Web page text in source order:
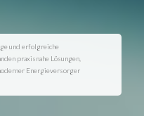
und erfolgreiche
praxisnahe Lösungen,
Energieversorger